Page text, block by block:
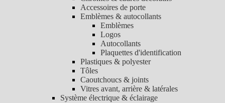
Accessoires de porte
Emblèmes & autocollants
Emblèmes
Logos
Autocollants
Plaquettes d'identification
Plastiques & polyester
Tôles
Caoutchoucs & joints
Vitres avant, arrière & latérales
Système électrique & éclairage